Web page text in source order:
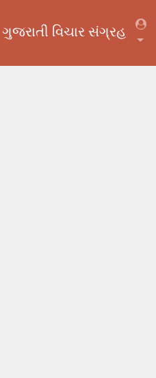
વિચાર સંગ્રહ